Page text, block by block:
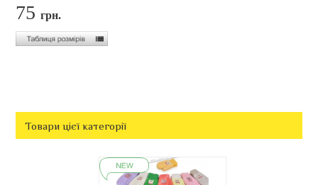
75грн.
Товари цієї категорії